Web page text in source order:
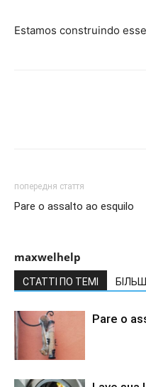
Estamos construindo
попередня стаття
Pare o assalto ao esquilo
maxwelhelp
СТАТТІ ПО ТЕМІ
Pare o